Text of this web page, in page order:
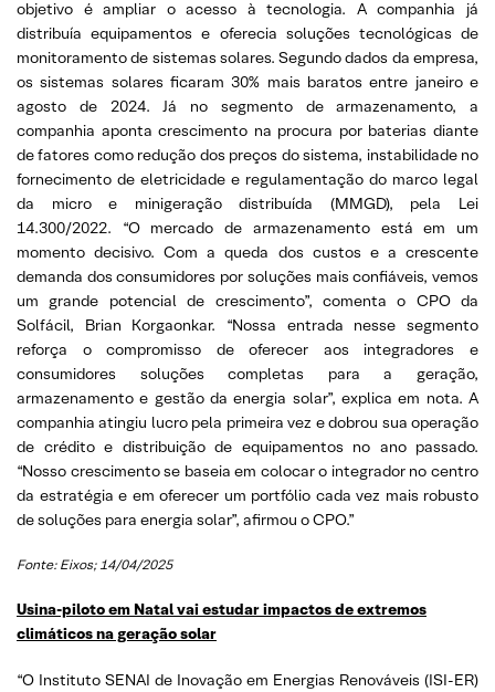
objetivo é ampliar o acesso à tecnologia. A companhia já
distribuía equipamentos e oferecia soluções tecnológicas de
monitoramento de sistemas solares. Segundo dados da empresa,
os sistemas solares ficaram 30% mais baratos entre janeiro e
agosto de 2024. Já no segmento de armazenamento, a
companhia aponta crescimento na procura por baterias diante
de fatores como redução dos preços do sistema, instabilidade no
fornecimento de eletricidade e regulamentação do marco legal
da micro e minigeração distribuída (MMGD), pela Lei
14.300/2022. “O mercado de armazenamento está em um
momento decisivo. Com a queda dos custos e a crescente
demanda dos consumidores por soluções mais confiáveis, vemos
um grande potencial de crescimento”, comenta o CPO da
Solfácil, Brian Korgaonkar. “Nossa entrada nesse segmento
reforça o compromisso de oferecer aos integradores e
consumidores soluções completas para a geração,
armazenamento e gestão da energia solar”, explica em nota. A
companhia atingiu lucro pela primeira vez e dobrou sua operação
de crédito e distribuição de equipamentos no ano passado.
“Nosso crescimento se baseia em colocar o integrador no centro
da estratégia e em oferecer um portfólio cada vez mais robusto
de soluções para energia solar”, afirmou o CPO.”
Fonte: Eixos; 14/04/2025
Usina-piloto em Natal vai estudar impactos de extremos
climáticos na geração solar
“O Instituto SENAI de Inovação em Energias Renováveis (ISI-ER)